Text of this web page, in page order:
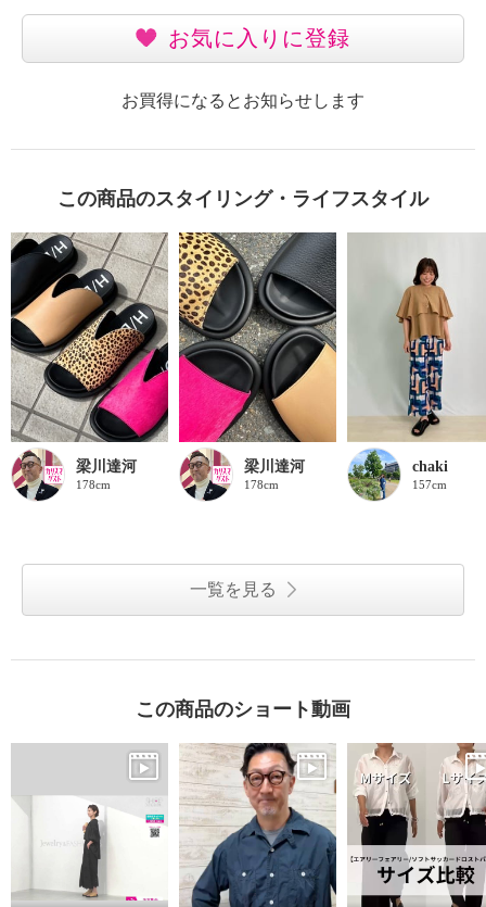
お気に入りに登録
お買得になるとお知らせします
この商品のスタイリング・ライフスタイル
梁川達河
178cm
梁川達河
178cm
chaki
157cm
一覧を見る
この商品のショート動画